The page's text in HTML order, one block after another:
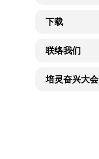
下载
联络我们
培灵奋兴大会